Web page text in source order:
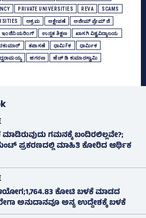
PRIVATE UNIVERSITIES REVA SCAMS
ಅಕ್ರಮ ಅಕ್ಷೇಪಣೆ ಅಜೀಮ್‌ ಪ್ರೇಮ್‌ ಜಿ
ಇಂಜಿನಿಯರಿಂಗ್‌ ಉನ್ನತ ಶಿಕ್ಷಣ ಖಾಸಗಿ ವಿಶ್ವವಿದ್ಯಾಲಯ
ತಪಾಸಣೆ ಧಾಮಿFಕ ಧಾರ್ಮಿಕ
ಹಗರಣ ಹೆಚ್‌ ಡಿ ಕುಮಾರಸ್ವಾಮಿ
ಗಮನಕ್ಕೆ ಬಂದಿರಲಿಲ್ಲವೇ?;
ಪ್ರಕರಣದಲ್ಲಿ ಮಾಹಿತಿ ಕೋರಿದ ಆರ್ಥಿಕ
ಕೋಟಿ ಬಳಕೆ ಮಾಡದ
ಅನುದಾನವೂ ಅನ್ಯ ಉದ್ದೇಶಕ್ಕೆ ಬಳಕೆ